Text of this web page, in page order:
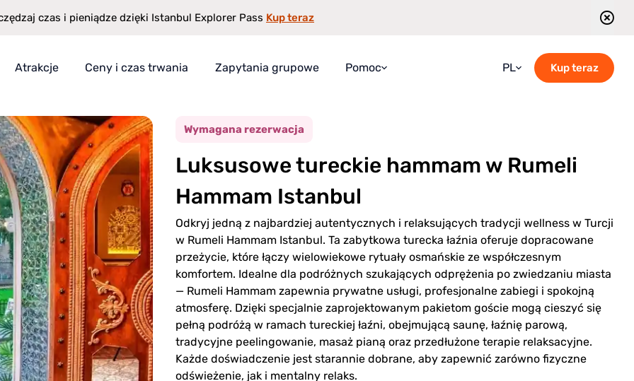
czas i pieniądze dzięki Istanbul Explorer Pass Kup teraz
Atrakcje Ceny i czas trwania Zapytania grupowe Pomoc
Blog
Skontaktuj się z nami
PL
French
Portuguese
Romanian
Russian
Spanish
Kup teraz
Wymagana rezerwacja
Luksusowe tureckie hammam w Rumeli
Hammam Istanbul
Odkryj jedną z najbardziej autentycznych i relaksujących tradycji wellness w Turcji
w Rumeli Hammam Istanbul. Ta zabytkowa turecka łaźnia oferuje dopracowane
przeżycie, które łączy wielowiekowe rytuały osmańskie ze współczesnym
komfortem. Idealne dla podróżnych szukających odprężenia po zwiedzaniu miasta
— Rumeli Hammam zapewnia prywatne usługi, profesjonalne zabiegi i spokojną
atmosferę. Dzięki specjalnie zaprojektowanym pakietom goście mogą cieszyć się
pełną podróżą w ramach tureckiej łaźni, obejmującą saunę, łaźnię parową,
tradycyjne peelingowanie, masaż pianą oraz przedłużone terapie relaksacyjne.
Każde doświadczenie jest starannie dobrane, aby zapewnić zarówno fizyczne
odświeżenie, jak i mentalny relaks.